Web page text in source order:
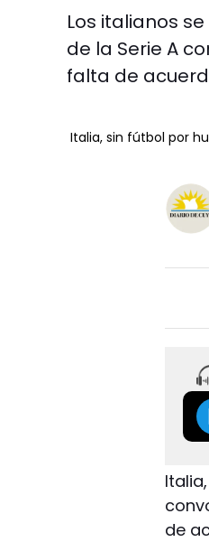
Los italianos
de la Serie A
falta de
Italia, sin fútbol por
de